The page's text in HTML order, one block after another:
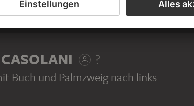
?
Buch und Palmzweig nach links